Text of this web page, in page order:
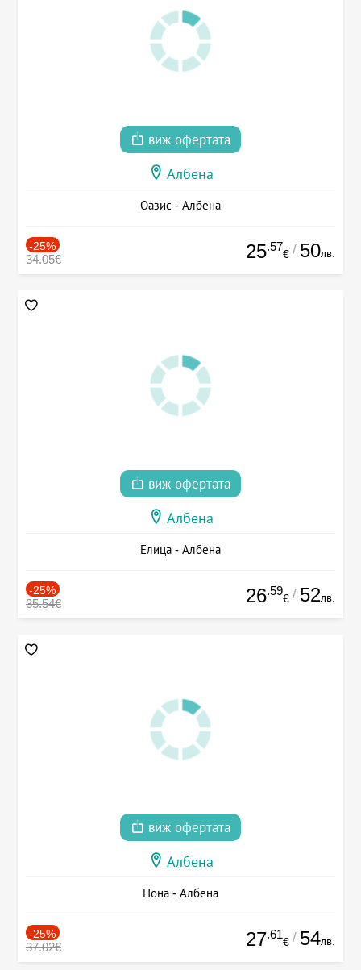
виж офертата
Албена
Оазис - Албена
-25%
34.05€ 25.57
€ / 50лв.
виж офертата
Албена
Елица - Албена
-25%
35.54€ 26.59
€ / 52лв.
виж офертата
Албена
Нона - Албена
-25%
37.02€ 27.61
€ / 54лв.